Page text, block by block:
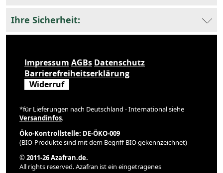
Ihre Sicherheit:
Impressum AGBs Datenschutz
Barrierefreiheitserklärung
Widerruf
*für Lieferungen nach Deutschland - International siehe
Versandinfos.
Öko-Kontrollstelle: DE-ÖKO-009
(BIO-Produkte sind mit dem Begriff BIO gekennzeichnet)
© 2011-26 Azafran.de.
All rights reserved. Azafran ist ein eingetragenes